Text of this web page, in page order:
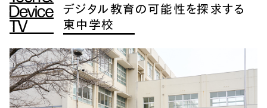
デジタル教育の可能性を探求する
東中学校